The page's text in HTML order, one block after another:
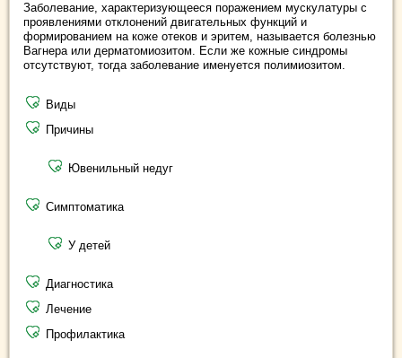
Заболевание, характеризующееся поражением мускулатуры с
проявлениями отклонений двигательных функций и
формированием на коже отеков и эритем, называется болезнью
Вагнера или дерматомиозитом. Если же кожные синдромы
отсутствуют, тогда заболевание именуется полимиозитом.
Виды
Причины
Ювенильный недуг
Симптоматика
У детей
Диагностика
Лечение
Профилактика